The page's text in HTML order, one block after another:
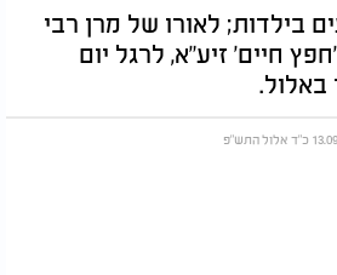
בילדות; לאורו של מרן רבי
חיים' זיע"א, לרגל יום
אלול התש"פ